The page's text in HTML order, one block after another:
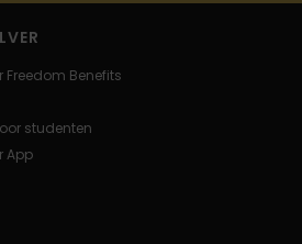
Freedom Benefits
studenten
App